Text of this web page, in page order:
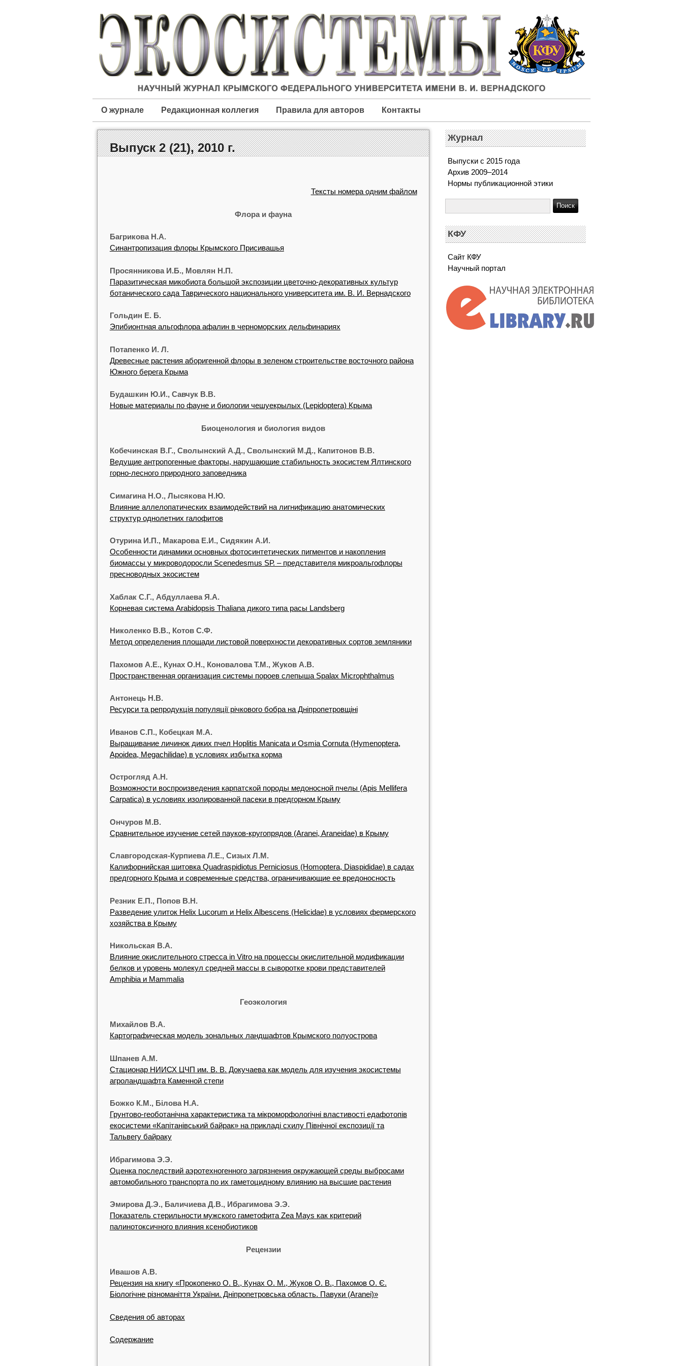
О журнале Редакционная коллегия Правила для авторов Контакты
Выпуск 2 (21), 2010 г.
Тексты номера одним файлом
Флора и фауна
Багрикова Н.А.
Синантропизация флоры Крымского Присивашья
Просянникова И.Б., Мовлян Н.П.
Паразитическая микобиота большой экспозиции цветочно-декоративных культур
ботанического сада Таврического национального университета им. В. И. Вернадского
Гольдин Е. Б.
Эпибионтная альгофлора афалин в черноморских дельфинариях
Потапенко И. Л.
Древесные растения аборигенной флоры в зеленом строительстве восточного района
Южного берега Крыма
Будашкин Ю.И., Савчук В.В.
Новые материалы по фауне и биологии чешуекрылых (Lepidoptera) Крыма
Биоценология и биология видов
Кобечинская В.Г., Сволынский А.Д., Сволынский М.Д., Капитонов В.В.
Ведущие антропогенные факторы, нарушающие стабильность экосистем Ялтинского
горно-лесного природного заповедника
Симагина Н.О., Лысякова Н.Ю.
Влияние аллелопатических взаимодействий на лигнификацию анатомических
структур однолетних галофитов
Отурина И.П., Макарова Е.И., Сидякин А.И.
Особенности динамики основных фотосинтетических пигментов и накопления
биомассы у микроводоросли Scenedesmus SР. – представителя микроальгофлоры
пресноводных экосистем
Хаблак С.Г., Абдуллаева Я.А.
Корневая система Arabidopsis Thaliana дикого типа расы Landsberg
Николенко В.В., Котов С.Ф.
Метод определения площади листовой поверхности декоративных сортов земляники
Пахомов А.Е., Кунах О.Н., Коновалова Т.М., Жуков А.В.
Пространственная организация системы пороев слепыша Spalax Microphthalmus
Антонець Н.В.
Ресурси та репродукція популяції річкового бобра на Дніпропетровщіні
Иванов С.П., Кобецкая М.А.
Выращивание личинок диких пчел Hoplitis Manicata и Osmia Cornuta (Hymenoptera,
Apoidea, Megachilidae) в условиях избытка корма
Острогляд А.Н.
Возможности воспроизведения карпатской породы медоносной пчелы (Apis Mellifera
Carpatica) в условиях изолированной пасеки в предгорном Крыму
Ончуров М.В.
Сравнительное изучение сетей пауков-кругопрядов (Aranei, Araneidae) в Крыму
Славгородская-Курпиева Л.Е., Сизых Л.М.
Калифорнийская щитовка Quadraspidiotus Perniciosus (Homoptera, Diaspididae) в садах
предгорного Крыма и современные средства, ограничивающие ее вредоносность
Резник Е.П., Попов В.Н.
Разведение улиток Helix Lucorum и Helix Albescens (Helicidae) в условиях фермерского
хозяйства в Крыму
Никольская В.А.
Влияние окислительного стресса in Vitro на процессы окислительной модификации
белков и уровень молекул средней массы в сыворотке крови представителей
Amphibia и Mammalia
Геоэкология
Михайлов В.А.
Картографическая модель зональных ландшафтов Крымского полуострова
Шпанев А.М.
Стационар НИИСХ ЦЧП им. В. В. Докучаева как модель для изучения экосистемы
агроландшафта Каменной степи
Божко К.М., Білова Н.А.
Грунтово-геоботанічна характеристика та мікроморфологічні властивості едафотопів
екосистеми «Капітанівський байрак» на прикладі схилу Північної експозиції та
Тальвегу байраку
Ибрагимова Э.Э.
Оценка последствий аэротехногенного загрязнения окружающей среды выбросами
автомобильного транспорта по их гаметоцидному влиянию на высшие растения
Эмирова Д.Э., Баличиева Д.В., Ибрагимова Э.Э.
Показатель стерильности мужского гаметофита Zea Mays как критерий
палинотоксичного влияния ксенобиотиков
Рецензии
Ивашов А.В.
Рецензия на книгу «Прокопенко О. В., Кунах О. М., Жуков О. В., Пахомов О. Є.
Біологічне різноманіття України. Дніпропетровська область. Павуки (Aranei)»
Сведения об авторах
Содержание
Журнал
Выпуски с 2015 года
Архив 2009–2014
Нормы публикационной этики
КФУ
Сайт КФУ
Научный портал